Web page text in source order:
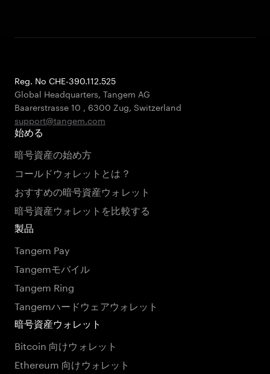
Reg. No CHE-390.112.525
Global Headquarters, Tangem AG
Baarerstrasse 10 , 6300 Zug, Switzerland
support@tangem.com
始める
暗号資産の始め方
コールドウォレットとは？
おすすめの暗号資産ウォレット
暗号資産ウォレットを比較する
製品
Tangem Pay
Tangemモバイル
Tangem Ring
Tangemハードウェアウォレット
暗号資産ウォレット
Bitcoin 向けウォレット
Ethereum 向けウォレット